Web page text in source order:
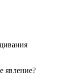
явление?